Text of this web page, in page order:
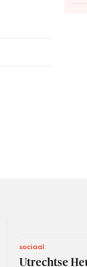
sociaal
Utrechtse